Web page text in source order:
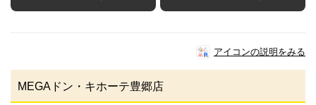
アイコンの説明をみる
MEGAドン・キホーテ豊郷店